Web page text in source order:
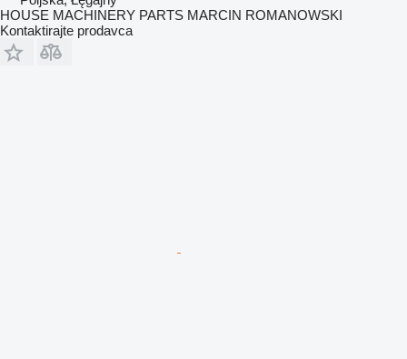
HOUSE MACHINERY PARTS MARCIN ROMANOWSKI
Kontaktirajte prodavca